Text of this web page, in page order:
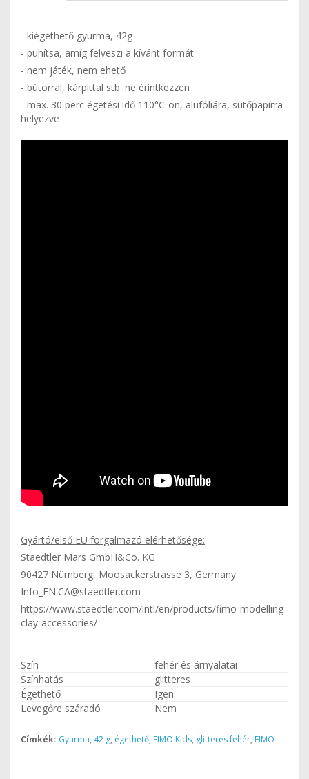
- kiégethető gyurma, 42g
- puhítsa, amíg felveszi a kívánt formát
- nem játék, nem ehető
- bútorral, kárpittal stb. ne érintkezzen
- max. 30 perc égetési idő 110°C-on, alufóliára, sütőpapírra
helyezve
Gyártó/első EU forgalmazó elérhetősége:
Staedtler Mars GmbH&Co. KG
90427 Nürnberg, Moosackerstrasse 3, Germany
Info_EN.CA@staedtler.com
https://www.staedtler.com/intl/en/products/fimo-modelling-
clay-accessories/
Szín
fehér és árnyalatai
Színhatás
glitteres
Égethető
Igen
Levegőre száradó
Nem
Címkék: Gyurma, 42 g, égethető, FIMO Kids, glitteres fehér, FIMO